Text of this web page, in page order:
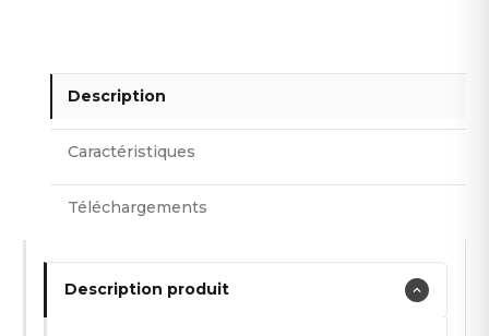
Description
Caractéristiques
Téléchargements
Description produit